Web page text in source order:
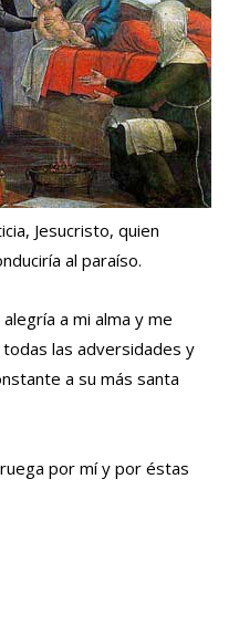
Jesucristo, quien
al paraíso.
a mi alma y me
las adversidades y
a su más santa
por mí y por éstas